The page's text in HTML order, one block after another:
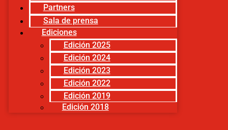
Partners
Sala de prensa
Ediciones
Edición 2025
Edición 2024
Edición 2023
Edición 2022
Edición 2019
Edición 2018